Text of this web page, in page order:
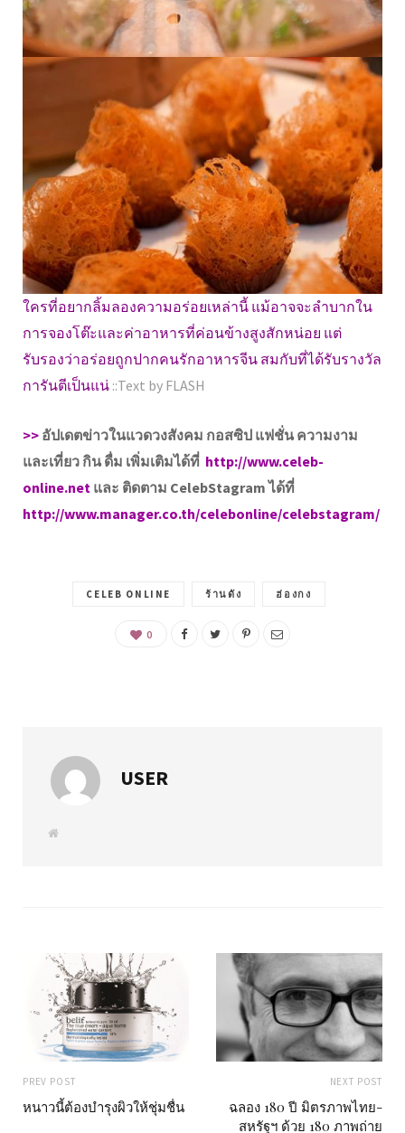
ใครที่อยากลิ้มลองความอร่อยเหล่านี้ แม้อาจจะลำบากใน
การจองโต๊ะและค่าอาหารที่ค่อนข้างสูงสักหน่อย แต่
รับรองว่าอร่อยถูกปากคนรักอาหารจีน สมกับที่ได้รับรางวัล
การันตีเป็นแน่ ::Text by FLASH
>> อัปเดตข่าวในแวดวงสังคม กอสซิป แฟชั่น ความงาม
และเที่ยว กิน ดื่ม เพิ่มเติมได้ที่ http://www.celeb-
online.net และ ติดตาม CelebStagram ได้ที่
http://www.manager.co.th/celebonline/celebstagram/
CELEB ONLINE ร้านดัง ฮ่องกง
0
USER
W
PREV POST
หนาวนี้ต้องบำรุงผิวให้ชุ่มชื่น
NEXT POST
ฉลอง 180 ปี มิตรภาพไทย-
สหรัฐฯ ด้วย 180 ภาพถ่าย